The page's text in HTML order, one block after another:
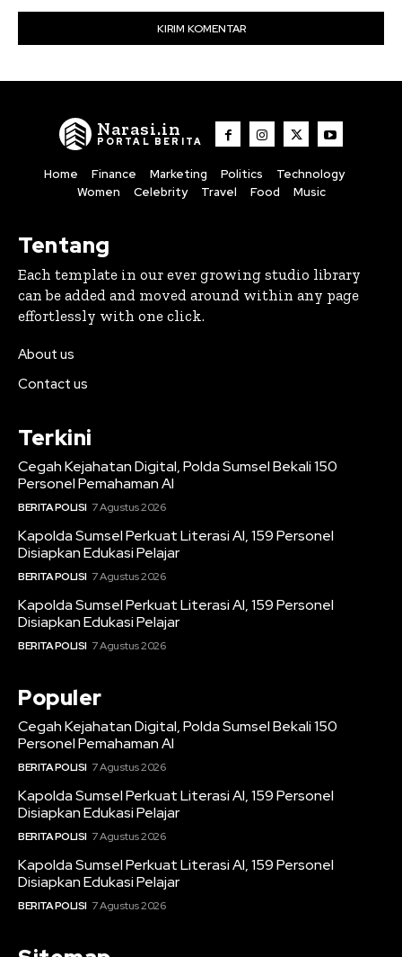
Narasi.in
PORTAL BERITA
Home Finance Marketing Politics
Technology
Women
Celebrity Travel Food Music
Tentang
Each template in our ever growing studio library
can be added and moved around within any page
effortlessly with one click.
About us
Contact us
Terkini
Cegah Kejahatan Digital, Polda Sumsel Bekali 150
Personel Pemahaman AI
BERITA POLISI 7 Agustus 2026
Kapolda Sumsel Perkuat Literasi AI, 159 Personel
Disiapkan Edukasi Pelajar
BERITA POLISI 7 Agustus 2026
Kapolda Sumsel Perkuat Literasi AI, 159 Personel
Disiapkan Edukasi Pelajar
BERITA POLISI 7 Agustus 2026
Populer
Cegah Kejahatan Digital, Polda Sumsel Bekali 150
Personel Pemahaman AI
BERITA POLISI 7 Agustus 2026
Kapolda Sumsel Perkuat Literasi AI, 159 Personel
Disiapkan Edukasi Pelajar
BERITA POLISI 7 Agustus 2026
Kapolda Sumsel Perkuat Literasi AI, 159 Personel
Disiapkan Edukasi Pelajar
BERITA POLISI 7 Agustus 2026